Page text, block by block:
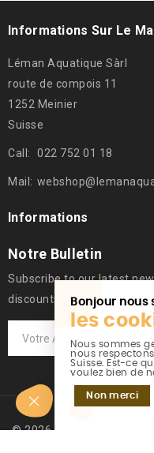
Informations Sur Le
Léman Aquatique Sàrl
route de compois 11
1252 Meinier
Suisse
Call: 022 752 01 18
Mail:
Informations
Notre Bulletin
Subscribe to our latest
discounts.
© 2026 - Logiciel de
Bonjour nous
les
Nous sommes
nous respectons
Suisse. Est-ce
voulez bien de
Non merci